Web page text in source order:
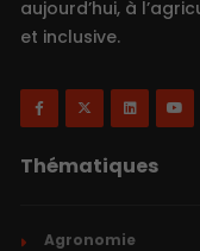
aujourd’hui, à
et inclusive.
Thématiques
Agronomie